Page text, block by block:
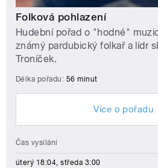
Folková pohlazení
Hudební pořad o "hodné"
známý pardubický folkař a lídr
Troníček.
Délka pořadu: 56 minut
Více o pořadu
Čas vysílání
úterý 18:04, středa 3:00